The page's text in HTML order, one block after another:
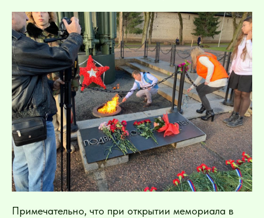
Примечательно, что при открытии мемориала в